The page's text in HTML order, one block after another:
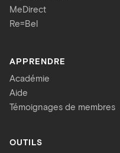
MeDirect
Re=Bel
APPRENDRE
Académie
Aide
Témoignages de membres
OUTILS